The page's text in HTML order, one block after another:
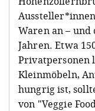
Waren an – und
Jahren. Etwa
Privatpersonen
Kleinmöbeln,
hungrig ist,
von "Veggie